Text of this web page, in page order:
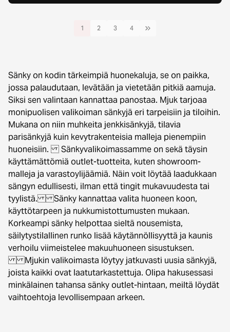
1 2 3 4
Sänky on kodin tärkeimpiä huonekaluja, se on paikka,
jossa palaudutaan, levätään ja vietetään pitkiä aamuja.
Siksi sen valintaan kannattaa panostaa. Mjuk tarjoaa
monipuolisen valikoiman sänkyjä eri tarpeisiin ja tiloihin.
Mukana on niin muhkeita jenkkisänkyjä, tilavia
parisänkyjä kuin kevytrakenteisia malleja pienempiin
huoneisiin. Sänkyvalikoimassamme on sekä täysin
käyttämättömiä outlet-tuotteita, kuten showroom-
malleja ja varastoylijäämiä. Näin voit löytää laadukkaan
sängyn edullisesti, ilman että tingit mukavuudesta tai
tyylistä. Sänky kannattaa valita huoneen koon,
käyttötarpeen ja nukkumistottumusten mukaan.
Korkeampi sänky helpottaa sieltä nousemista,
säilytystilallinen runko lisää käytännöllisyyttä ja kaunis
verhoilu viimeistelee makuuhuoneen sisustuksen.
Mjukin valikoimasta löytyy jatkuvasti uusia sänkyjä,
joista kaikki ovat laatutarkastettuja. Olipa hakusessasi
minkälainen tahansa sänky outlet-hintaan, meiltä löydät
vaihtoehtoja levollisempaan arkeen.